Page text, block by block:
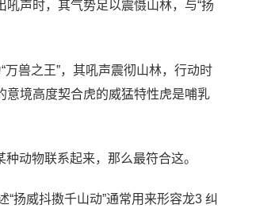
声时，其气势足以震慑山林，与“扬
兽之王”，其吼声震彻山林，行动时
意境高度契合虎的威猛特性虎是哺乳
动物联系起来，那么最符合这。
扬威抖擞千山动”通常用来形容龙3 纠